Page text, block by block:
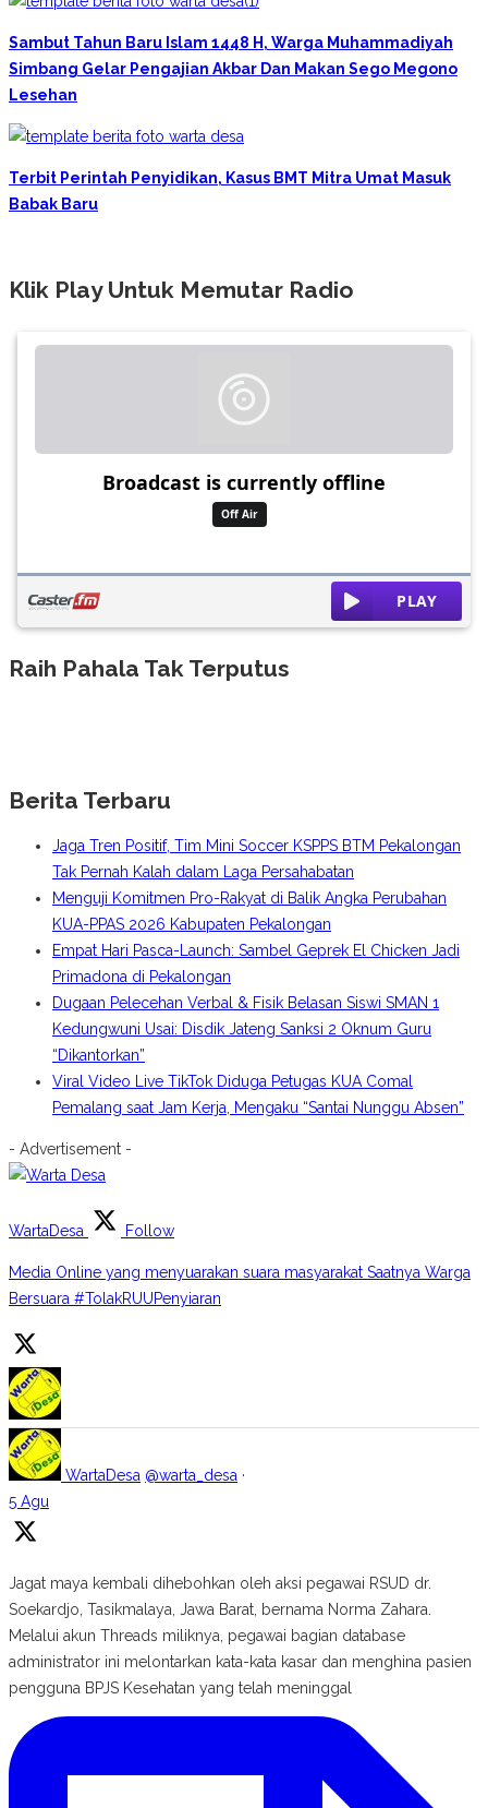
Sambut Tahun Baru Islam 1448 H, Warga Muhammadiyah
Simbang Gelar Pengajian Akbar Dan Makan Sego Megono
Lesehan
Terbit Perintah Penyidikan, Kasus BMT Mitra Umat Masuk
Babak Baru
Klik Play Untuk Memutar Radio
Raih Pahala Tak Terputus
Berita Terbaru
Jaga Tren Positif, Tim Mini Soccer KSPPS BTM Pekalongan
Tak Pernah Kalah dalam Laga Persahabatan
Menguji Komitmen Pro-Rakyat di Balik Angka Perubahan
KUA-PPAS 2026 Kabupaten Pekalongan
Empat Hari Pasca-Launch: Sambel Geprek El Chicken Jadi
Primadona di Pekalongan
Dugaan Pelecehan Verbal & Fisik Belasan Siswi SMAN 1
Kedungwuni Usai: Disdik Jateng Sanksi 2 Oknum Guru
“Dikantorkan”
Viral Video Live TikTok Diduga Petugas KUA Comal
Pemalang saat Jam Kerja, Mengaku “Santai Nunggu Absen”
- Advertisement -
WartaDesa Follow
Media Online yang menyuarakan suara masyarakat Saatnya Warga
Bersuara #TolakRUUPenyiaran
WartaDesa @warta_desa ·
5 Agu
Jagat maya kembali dihebohkan oleh aksi pegawai RSUD dr.
Soekardjo, Tasikmalaya, Jawa Barat, bernama Norma Zahara.
Melalui akun Threads miliknya, pegawai bagian database
administrator ini melontarkan kata-kata kasar dan menghina pasien
pengguna BPJS Kesehatan yang telah meninggal